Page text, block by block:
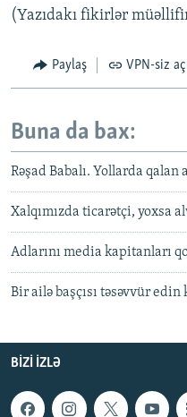
(Yazıdakı fikirlər
Paylaş VPN-siz
Buna da bax:
Rəşad Babalı. Yollarda qalan
Xalqımızda ticarətçi, yoxsa
Adlarını media kapitanları
Bir ailə başçısı təsəvvür edin
BIZI IZLƏ